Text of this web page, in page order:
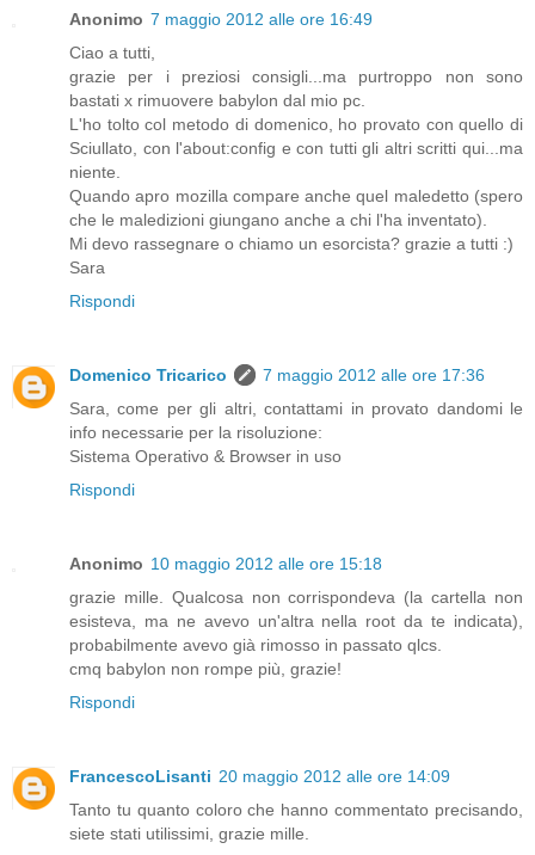
Anonimo 7 maggio 2012 alle ore 16:49
Ciao a tutti,
grazie per i preziosi consigli...ma purtroppo non sono
bastati x rimuovere babylon dal mio pc.
L'ho tolto col metodo di domenico, ho provato con quello di
Sciullato, con l'about:config e con tutti gli altri scritti qui...ma
niente.
Quando apro mozilla compare anche quel maledetto (spero
che le maledizioni giungano anche a chi l'ha inventato).
Mi devo rassegnare o chiamo un esorcista? grazie a tutti :)
Sara
Rispondi
Domenico Tricarico
7 maggio 2012 alle ore 17:36
Sara, come per gli altri, contattami in provato dandomi le
info necessarie per la risoluzione:
Sistema Operativo & Browser in uso
Rispondi
Anonimo 10 maggio 2012 alle ore 15:18
grazie mille. Qualcosa non corrispondeva (la cartella non
esisteva, ma ne avevo un'altra nella root da te indicata),
probabilmente avevo già rimosso in passato qlcs.
cmq babylon non rompe più, grazie!
Rispondi
FrancescoLisanti 20 maggio 2012 alle ore 14:09
Tanto tu quanto coloro che hanno commentato precisando,
siete stati utilissimi, grazie mille.